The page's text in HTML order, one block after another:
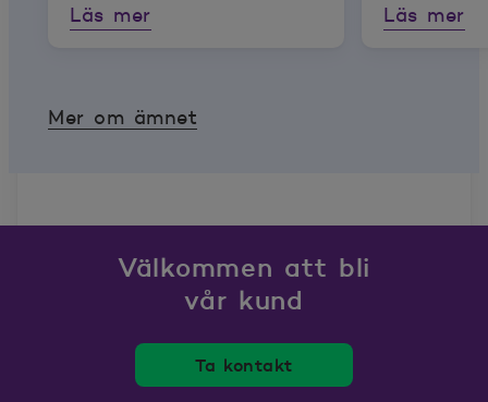
Läs mer Läs mer
Mer om ämnet
Välkommen att bli
vår kund
Ta kontakt